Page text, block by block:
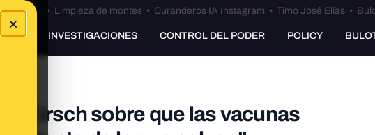
×
Ceuta • Limpieza de montes• Curanderos IA Instagram • Timo José Elías•
INVESTIGACIONES CONTROL DEL PODER POLICY
Kirsch sobre que las vacunas